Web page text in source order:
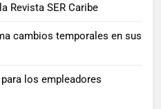
Revista SER Caribe
cambios temporales en sus
los empleadores